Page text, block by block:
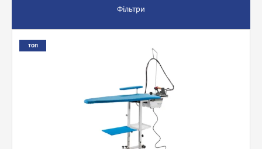
Аквачистка та хімчистка
Допоміжне обладнання
Професійна хімія
Фільтри
ТОП